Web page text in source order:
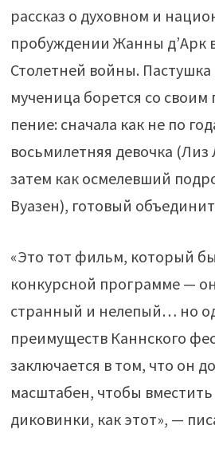
рассказ о духовном и
пробуждении Жанны д’Арк
Столетней войны. Пастушка
мученица борется со
пение: сначала как не по
восьмилетняя девочка
затем как осмелевший
Вуазен), готовый
«Это тот фильм, который
конкурсной программе —
странный и нелепый… но
преимуществ Каннского
заключается в том, что он
масштабен, чтобы
диковинки, как этот», —